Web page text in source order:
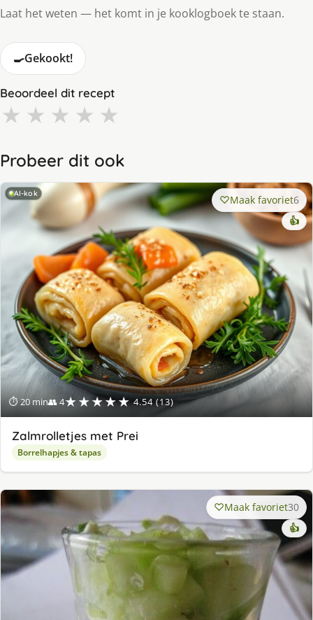
Laat het weten — het komt in je kooklogboek te staan.
🍳Gekookt!
Beoordeel dit recept
★ ★ ★ ★ ★
Probeer dit ook
AI-kok
⏱ 20 min👥 4★★★★★ 4.54 (13)
Maak favoriet6
👍
Zalmrolletjes met Prei
Borrelhapjes & tapas
Maak favoriet30
👍